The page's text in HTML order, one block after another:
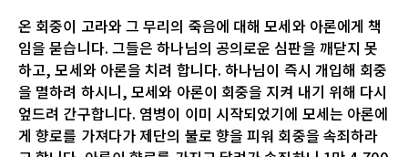
온 회중이 고라와 그 무리의 죽음에 대해 모세와 아론에게 책
임을 묻습니다. 그들은 하나님의 공의로운 심판을 깨닫지 못
하고, 모세와 아론을 치려 합니다. 하나님이 즉시 개입해 회중
을 멸하려 하시니, 모세와 아론이 회중을 지켜 내기 위해 다시
엎드려 간구합니다. 염병이 이미 시작되었기에 모세는 아론에
게 향로를 가져다가 제단의 불로 향을 피워 회중을 속죄하라